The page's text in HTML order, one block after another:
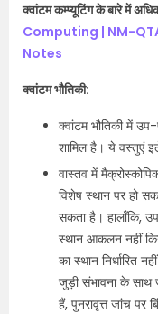
क्वांटम कम्प्यूटिंग के बारे में
Computing | NM-
Notes
क्वांटम भौतिकी:
क्वांटम भौतिकी में
शामिल है। ये वस्तुएं
वास्तव में
विशेष स्थान पर हो
सकता है। हालाँकि,
स्थान आकलन नहीं
का स्थान निर्धारित
जुड़ी संभावना के
हैं, पुनरावृत्त जांच पर